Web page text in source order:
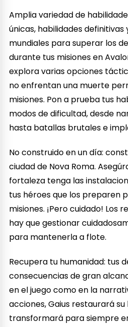
Amplia variedad de
únicas, habilidades definitivas
mundiales para superar los
durante tus misiones en
explora varias opciones
no enfrentan una muerte
misiones. Pon a prueba tus
modos de dificultad, desde
hasta batallas brutales e
No construido en un día:
ciudad de Nova Roma.
fortaleza tenga las
tus héroes que los preparen
misiones. ¡Pero cuidado! Los
hay que gestionar
para mantenerla a flote.
Recupera tu humanidad: tus
consecuencias de gran
en el juego como en la
acciones, Gaius restaurará
transformará para siempre